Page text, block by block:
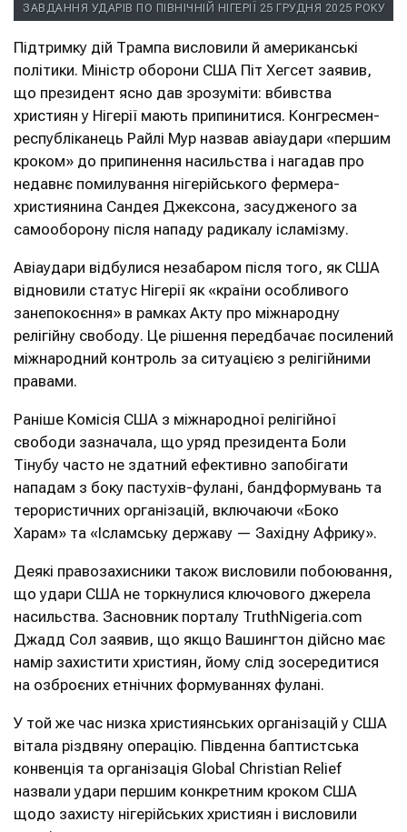
ЗАВДАННЯ УДАРІВ ПО ПІВНІЧНІЙ НІГЕРІЇ 25 ГРУДНЯ 2025 РОКУ
Підтримку дій Трампа висловили й американські
політики. Міністр оборони США Піт Хегсет заявив,
що президент ясно дав зрозуміти: вбивства
християн у Нігерії мають припинитися. Конгресмен-
республіканець Райлі Мур назвав авіаудари «першим
кроком» до припинення насильства і нагадав про
недавнє помилування нігерійського фермера-
християнина Сандея Джексона, засудженого за
самооборону після нападу радикалу ісламізму.
Авіаудари відбулися незабаром після того, як США
відновили статус Нігерії як «країни особливого
занепокоєння» в рамках Акту про міжнародну
релігійну свободу. Це рішення передбачає посилений
міжнародний контроль за ситуацією з релігійними
правами.
Раніше Комісія США з міжнародної релігійної
свободи зазначала, що уряд президента Боли
Тінубу часто не здатний ефективно запобігати
нападам з боку пастухів-фулані, бандформувань та
терористичних організацій, включаючи «Боко
Харам» та «Ісламську державу — Західну Африку».
Деякі правозахисники також висловили побоювання,
що удари США не торкнулися ключового джерела
насильства. Засновник порталу TruthNigeria.com
Джадд Сол заявив, що якщо Вашингтон дійсно має
намір захистити християн, йому слід зосередитися
на озброєних етнічних формуваннях фулані.
У той же час низка християнських організацій у США
вітала різдвяну операцію. Південна баптистська
конвенція та організація Global Christian Relief
назвали удари першим конкретним кроком США
щодо захисту нігерійських християн і висловили